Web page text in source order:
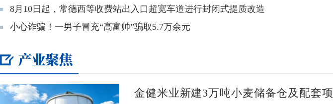
8月10日起，常德西等收费站出入口超宽车道进行封闭式提质改造
小心诈骗！一男子冒充“高富帅”骗取5.7万余元
金健米业新建3万吨小麦储备仓及配套项